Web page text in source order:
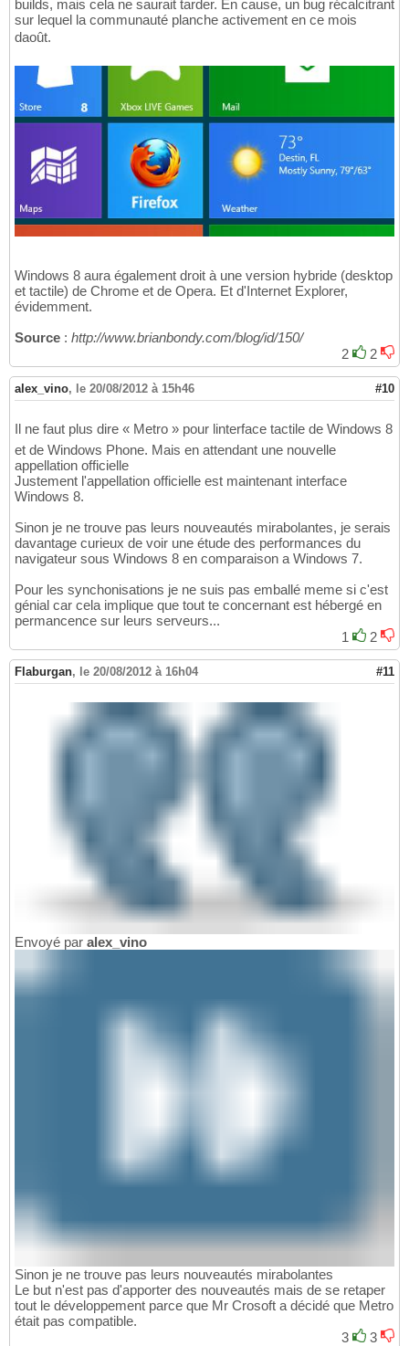
builds, mais cela ne saurait tarder. En cause, un bug récalcitrant
sur lequel la communauté planche activement en ce mois
daoût.
Windows 8 aura également droit à une version hybride (desktop
et tactile) de Chrome et de Opera. Et d'Internet Explorer,
évidemment.
Source : http://www.brianbondy.com/blog/id/150/
2
2
alex_vino, le 20/08/2012 à 15h46 #10
Il ne faut plus dire « Metro » pour linterface tactile de Windows 8
et de Windows Phone. Mais en attendant une nouvelle
appellation officielle
Justement l'appellation officielle est maintenant interface
Windows 8.
Sinon je ne trouve pas leurs nouveautés mirabolantes, je serais
davantage curieux de voir une étude des performances du
navigateur sous Windows 8 en comparaison a Windows 7.
Pour les synchonisations je ne suis pas emballé meme si c'est
génial car cela implique que tout te concernant est hébergé en
permancence sur leurs serveurs...
1
2
Flaburgan, le 20/08/2012 à 16h04 #11
Envoyé par alex_vino
Sinon je ne trouve pas leurs nouveautés mirabolantes
Le but n'est pas d'apporter des nouveautés mais de se retaper
tout le développement parce que Mr Crosoft a décidé que Metro
était pas compatible.
3
3